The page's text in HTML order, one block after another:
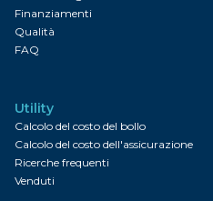
Finanziamenti
Qualità
FAQ
Utility
Calcolo del costo del bollo
Calcolo del costo dell'assicurazione
Ricerche frequenti
Venduti